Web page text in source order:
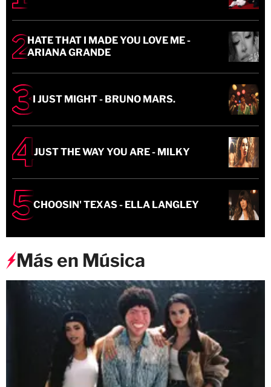
HATE THAT I MADE YOU LOVE ME -
ARIANA GRANDE
I JUST MIGHT - BRUNO MARS.
JUST THE WAY YOU ARE - MILKY
CHOOSIN' TEXAS - ELLA LANGLEY
Más en Música